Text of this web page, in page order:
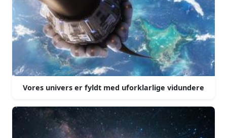
Vores univers er fyldt med uforklarlige vidundere